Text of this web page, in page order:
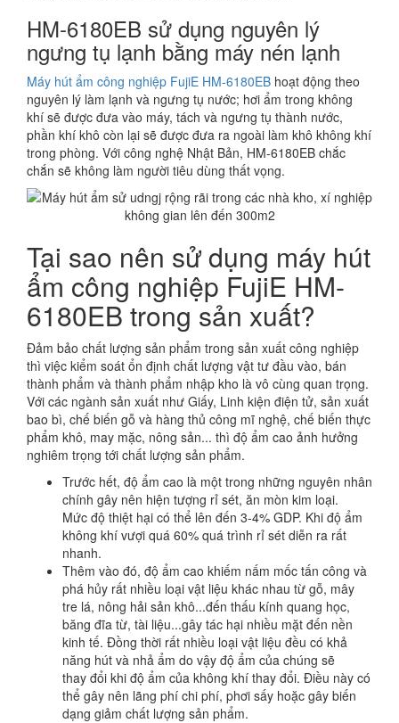
HM-6180EB sử dụng nguyên lý
ngưng tụ lạnh bằng máy nén lạnh
Máy hút ẩm công nghiệp FujiE HM-6180EB hoạt động theo
nguyên lý làm lạnh và ngưng tụ nước; hơi ẩm trong không
khí sẽ được đưa vào máy, tách và ngưng tụ thành nước,
phần khí khô còn lại sẽ được đưa ra ngoài làm khô không khí
trong phòng. Với công nghệ Nhật Bản, HM-6180EB chắc
chắn sẽ không làm người tiêu dùng thất vọng.
Tại sao nên sử dụng máy hút
ẩm công nghiệp FujiE HM-
6180EB trong sản xuất?
Đảm bảo chất lượng sản phẩm trong sản xuất công nghiệp
thì việc kiểm soát ổn định chất lượng vật tư đầu vào, bán
thành phẩm và thành phẩm nhập kho là vô cùng quan trọng.
Với các ngành sản xuất như Giấy, Linh kiện điện tử, sản xuất
bao bì, chế biến gỗ và hàng thủ công mĩ nghệ, chế biến thực
phẩm khô, may mặc, nông sản... thì độ ẩm cao ảnh hưởng
nghiêm trọng tới chất lượng sản phẩm.
Trước hết, độ ẩm cao là một trong những nguyên nhân
chính gây nên hiện tượng rỉ sét, ăn mòn kim loại.
Mức độ thiệt hại có thể lên đến 3-4% GDP. Khi độ ẩm
không khí vượi quá 60% quá trình rỉ sét diễn ra rất
nhanh.
Thêm vào đó, độ ẩm cao khiếm nấm mốc tấn công và
phá hủy rất nhiều loại vật liệu khác nhau từ gỗ, mây
tre lá, nông hải sản khô...đến thấu kính quang học,
băng đĩa từ, tài liệu...gây tác hại nhiều mặt đến nền
kinh tế. Đồng thời rất nhiều loại vật liệu đều có khả
năng hút và nhả ẩm do vậy độ ẩm của chúng sẽ
thay đổi khi độ ẩm của không khí thay đổi. Điều này có
thể gây nên lãng phí chi phí, phơi sấy hoặc gây biến
dạng giảm chất lượng sản phẩm.